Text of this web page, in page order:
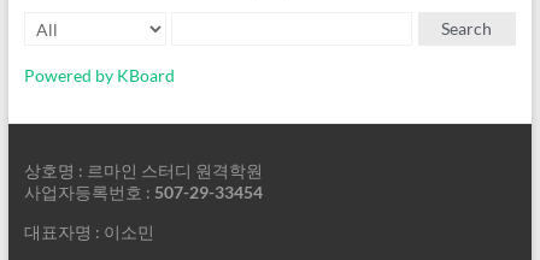
Search
Powered by KBoard
상호명 : 르마인 스터디 원격학원
사업자등록번호 : 507-29-33454
대표자명 : 이소민